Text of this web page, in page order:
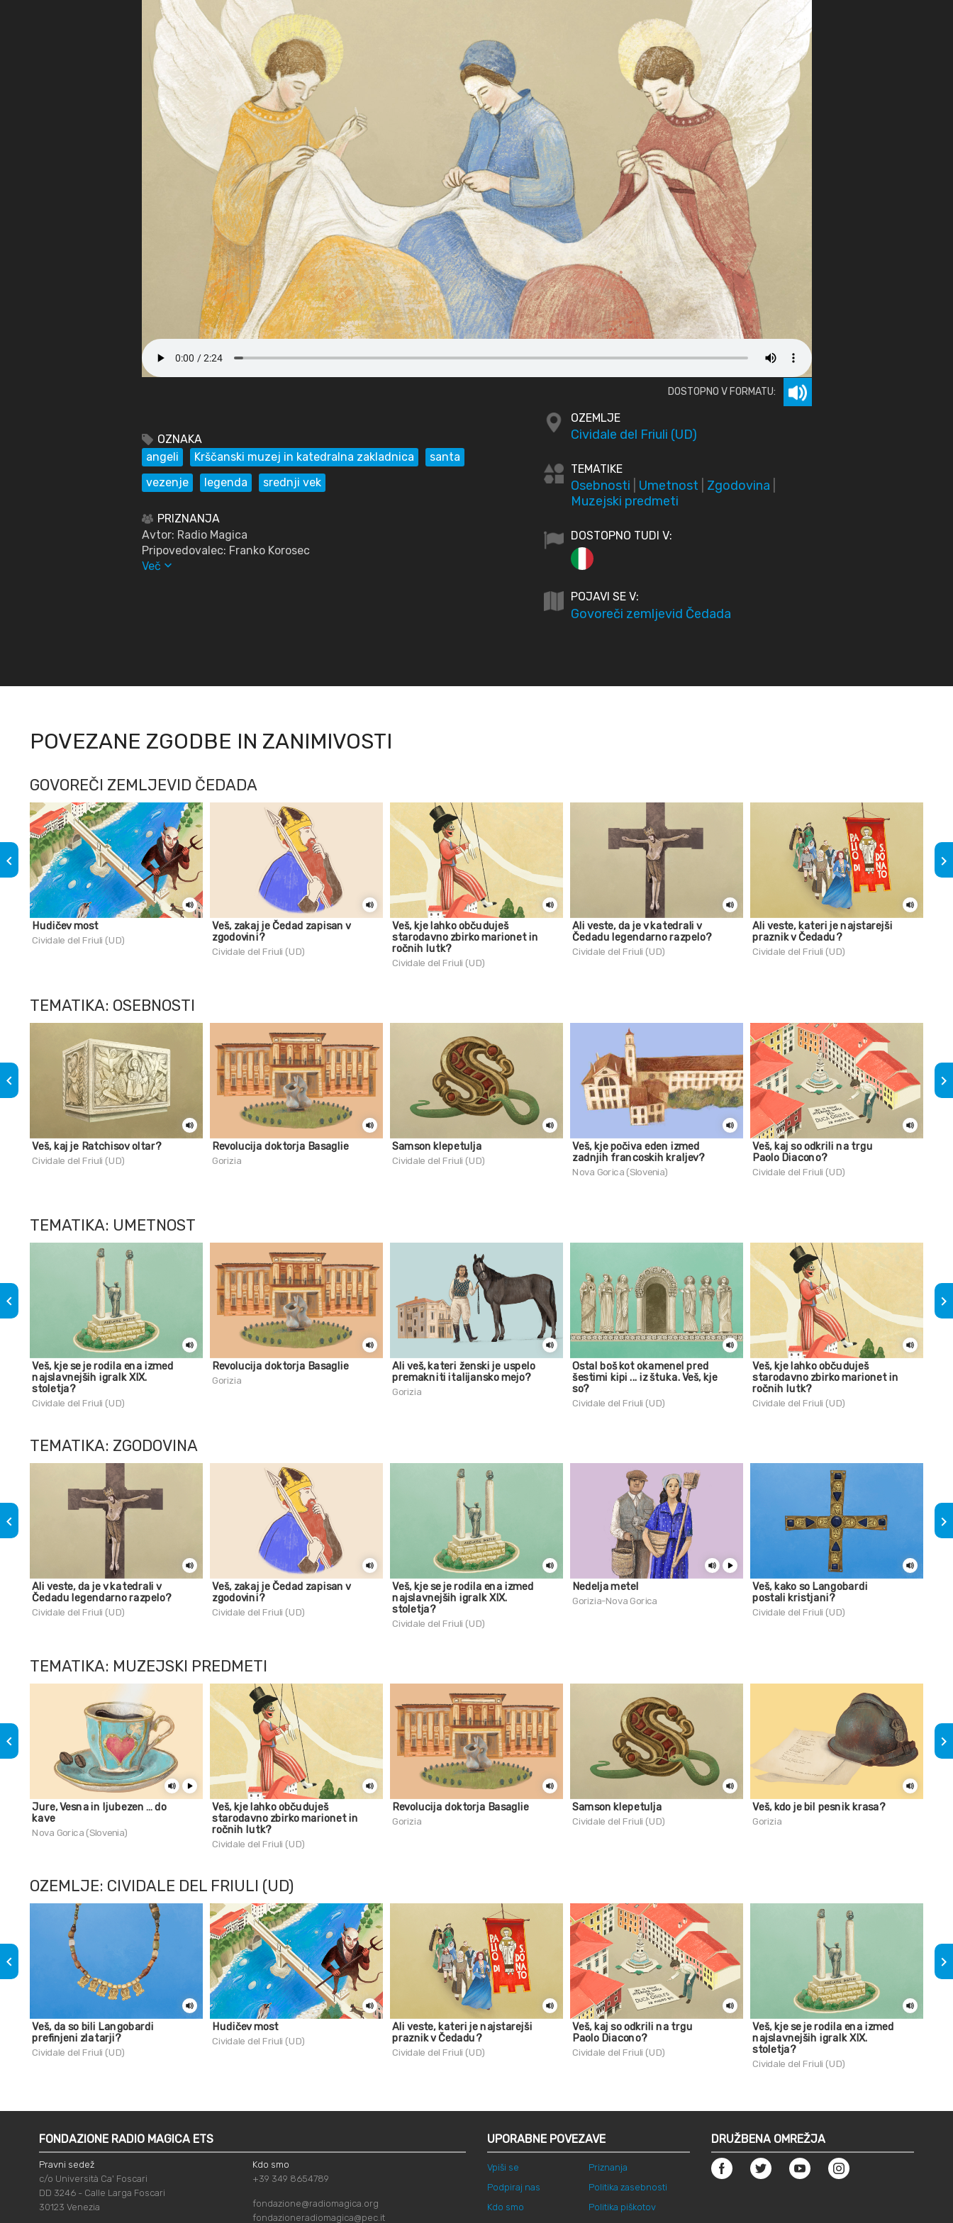
DOSTOPNO V FORMATU:
OZNAKA
angeli
Krščanski muzej in katedralna zakladnica
santa
vezenje
legenda srednji vek
PRIZNANJA
Avtor: Radio Magica
Pripovedovalec: Franko Korosec
Več keyboard_arrow_down
OZEMLJE
Cividale del Friuli (UD)
TEMATIKE
Osebnosti Umetnost Zgodovina
Muzejski predmeti
DOSTOPNO TUDI V:
POJAVI SE V:
Govoreči zemljevid Čedada
POVEZANE ZGODBE IN ZANIMIVOSTI
GOVOREČI ZEMLJEVID ČEDADA
Hudičev most
Cividale del Friuli (UD)
Veš, zakaj je Čedad zapisan v
zgodovini?
Cividale del Friuli (UD)
Veš, kje lahko občuduješ
starodavno zbirko marionet in
ročnih lutk?
Cividale del Friuli (UD)
Ali veste, da je v katedrali v
Čedadu legendarno razpelo?
Cividale del Friuli (UD)
Ali veste, kateri je najstarejši
praznik v Čedadu?
Cividale del Friuli (UD)
keyboard_arrow_left keyboard_arrow_right
TEMATIKA: OSEBNOSTI
Veš, kaj je Ratchisov oltar?
Cividale del Friuli (UD)
Revolucija doktorja Basaglie
Gorizia
Samson klepetulja
Cividale del Friuli (UD)
Veš, kje počiva eden izmed
zadnjih francoskih kraljev?
Nova Gorica (Slovenia)
Veš, kaj so odkrili na trgu
Paolo Diacono?
Cividale del Friuli (UD)
keyboard_arrow_left keyboard_arrow_right
TEMATIKA: UMETNOST
Veš, kje se je rodila ena izmed
najslavnejših igralk XIX.
stoletja?
Cividale del Friuli (UD)
Revolucija doktorja Basaglie
Gorizia
Ali veš, kateri ženski je uspelo
premakniti italijansko mejo?
Gorizia
Ostal boš kot okamenel pred
šestimi kipi ... iz štuka. Veš, kje
so?
Cividale del Friuli (UD)
Veš, kje lahko občuduješ
starodavno zbirko marionet in
ročnih lutk?
Cividale del Friuli (UD)
keyboard_arrow_left keyboard_arrow_right
TEMATIKA: ZGODOVINA
Ali veste, da je v katedrali v
Čedadu legendarno razpelo?
Cividale del Friuli (UD)
Veš, zakaj je Čedad zapisan v
zgodovini?
Cividale del Friuli (UD)
Veš, kje se je rodila ena izmed
najslavnejših igralk XIX.
stoletja?
Cividale del Friuli (UD)
Nedelja metel
Gorizia-Nova Gorica
Veš, kako so Langobardi
postali kristjani?
Cividale del Friuli (UD)
keyboard_arrow_left keyboard_arrow_right
TEMATIKA: MUZEJSKI PREDMETI
Jure, Vesna in ljubezen … do
kave
Nova Gorica (Slovenia)
Veš, kje lahko občuduješ
starodavno zbirko marionet in
ročnih lutk?
Cividale del Friuli (UD)
Revolucija doktorja Basaglie
Gorizia
Samson klepetulja
Cividale del Friuli (UD)
Veš, kdo je bil pesnik krasa?
Gorizia
keyboard_arrow_left keyboard_arrow_right
OZEMLJE: CIVIDALE DEL FRIULI (UD)
Veš, da so bili Langobardi
prefinjeni zlatarji?
Cividale del Friuli (UD)
Hudičev most
Cividale del Friuli (UD)
Ali veste, kateri je najstarejši
praznik v Čedadu?
Cividale del Friuli (UD)
Veš, kaj so odkrili na trgu
Paolo Diacono?
Cividale del Friuli (UD)
Veš, kje se je rodila ena izmed
najslavnejših igralk XIX.
stoletja?
Cividale del Friuli (UD)
keyboard_arrow_left keyboard_arrow_right
FONDAZIONE RADIO MAGICA ETS
Pravni sedež
c/o Università Ca' Foscari
DD 3246 - Calle Larga Foscari
30123 Venezia
Kdo smo
+39 349 8654789
fondazione@radiomagica.org
fondazioneradiomagica@pec.it
UPORABNE POVEZAVE
Vpiši se
Podpiraj nas
Kdo smo
Priznanja
Politika zasebnosti
Politika piškotov
DRUŽBENA OMREŽJA